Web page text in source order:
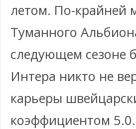
летом. По-крайней
Туманного
следующем сезоне
Интера никто не
карьеры
коэффициентом 5.0.